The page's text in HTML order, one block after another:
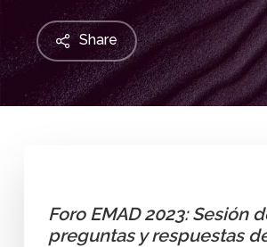
Share
Foro EMAD 2023: Sesión
preguntas y respuestas